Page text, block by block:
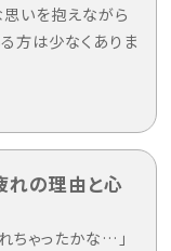
いを抱えながら
方は少なくありま
の理由と心
ちゃったかな…」